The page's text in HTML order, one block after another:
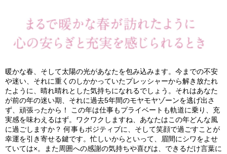
暖かな春、そして太陽の光があなたを包み込みます。今までの不安
や迷い、それに重くのしかかっていたプレッシャーから解き放たれ
たように、晴れ晴れとした気持ちになれるでしょう。それはあなた
が前の年の迷い期、それに過去5年間のモヤモヤゾーンを逃げ出さ
ず、頑張ったから！ この年は仕事もプライベートも軌道に乗り、充
実感を味わえるはず。ワクワクしますね、あなたはこの年どんな風
に過ごしますか？ 何事もポジティブに、そして笑顔で過ごすことが
幸運を引き寄せる鍵です。忙しいからといって、眉間にシワをよせ
ていては×。また周囲への感謝の気持ちや喜びは、できるだけ言葉に